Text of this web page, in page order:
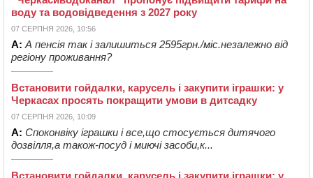
воду та водовідведення з 2027 року
07 СЕРПНЯ 2026, 10:56
А: А пенсія так і залишиться 2595грн./міс.незалежно від
регіону проживання?
Встановити гойдалки, карусель і закупити іграшки: у
Черкасах просять покращити умови в дитсадку
07 СЕРПНЯ 2026, 10:09
А: Споконвіку іграшки і все,що стосується дитячого
дозвілля,а також-посуд і миючі засоби,к...
Встановити гойдалки, карусель і закупити іграшки: у